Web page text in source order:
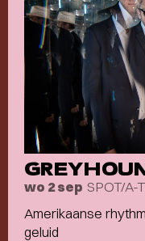
wo 2 sep SPOT/A-
Amerikaanse
geluid